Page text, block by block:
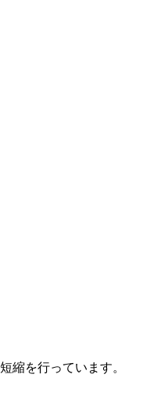
縮を行っています。